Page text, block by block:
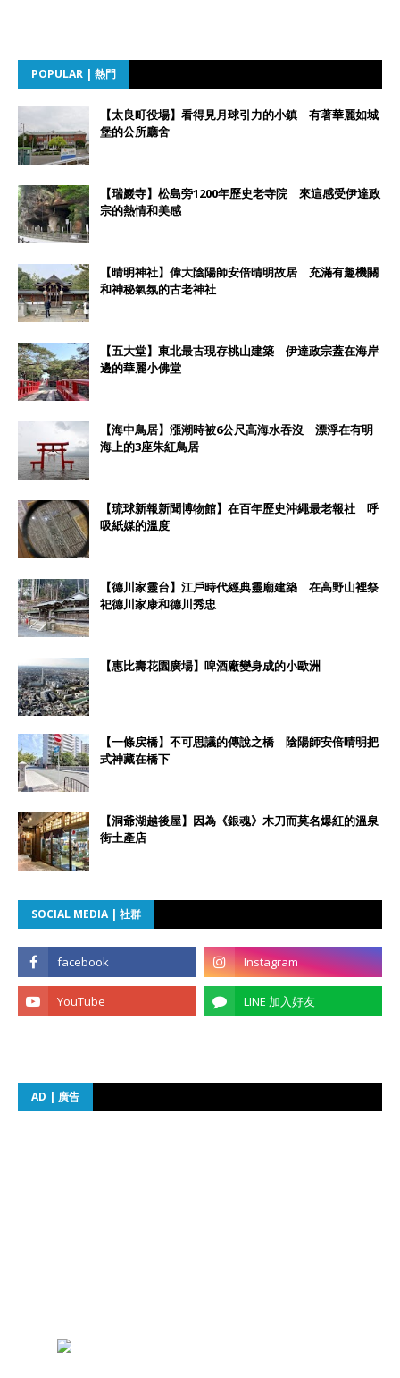
POPULAR | 熱門
【太良町役場】看得見月球引力的小鎮 有著華麗如城
堡的公所廳舍
【瑞巖寺】松島旁1200年歷史老寺院 來這感受伊達政
宗的熱情和美感
【晴明神社】偉大陰陽師安倍晴明故居 充滿有趣機關
和神秘氣氛的古老神社
【五大堂】東北最古現存桃山建築 伊達政宗蓋在海岸
邊的華麗小佛堂
【海中鳥居】漲潮時被6公尺高海水吞沒 漂浮在有明
海上的3座朱紅鳥居
【琉球新報新聞博物館】在百年歷史沖繩最老報社 呼
吸紙媒的溫度
【德川家靈台】江戶時代經典靈廟建築 在高野山裡祭
祀德川家康和德川秀忠
【惠比壽花園廣場】啤酒廠變身成的小歐洲
【一條戻橋】不可思議的傳說之橋 陰陽師安倍晴明把
式神藏在橋下
【洞爺湖越後屋】因為《銀魂》木刀而莫名爆紅的溫泉
街土產店
SOCIAL MEDIA | 社群
AD | 廣告